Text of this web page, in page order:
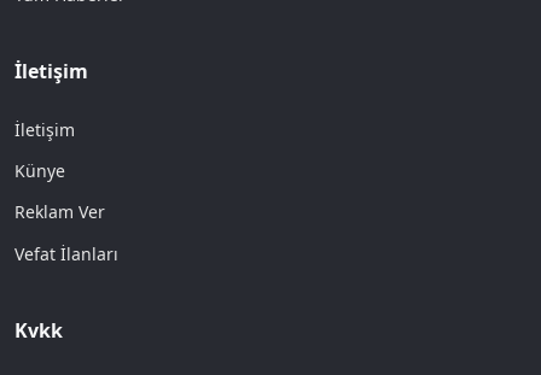
İletişim
İletişim
Künye
Reklam Ver
Vefat İlanları
Kvkk